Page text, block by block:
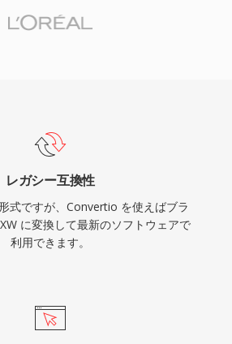
レガシー互換性
式ですが、Convertio を使えばブラ
に変換して最新のソフトウェアで
利用できます。